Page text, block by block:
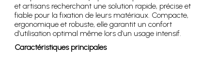
et artisans recherchant une solution rapide, précise et
fiable pour la fixation de leurs matériaux. Compacte,
ergonomique et robuste, elle garantit un confort
d’utilisation optimal même lors d’un usage intensif.
Caractéristiques principales